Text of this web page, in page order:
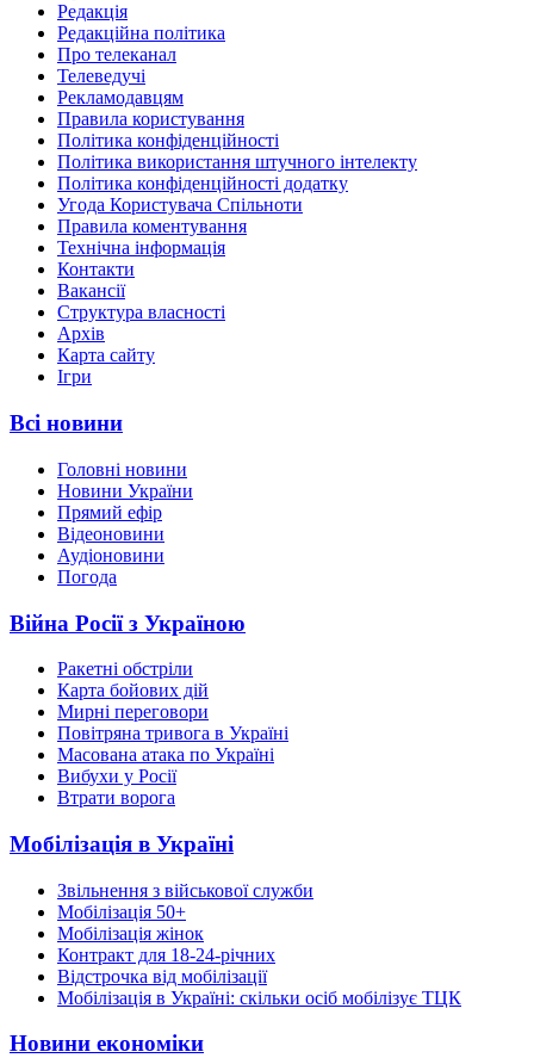
Редакція
Редакційна політика
Про телеканал
Телеведучі
Рекламодавцям
Правила користування
Політика конфіденційності
Політика використання штучного інтелекту
Політика конфіденційності додатку
Угода Користувача Спільноти
Правила коментування
Технічна інформація
Контакти
Вакансії
Структура власності
Архів
Карта сайту
Ігри
Всі новини
Головні новини
Новини України
Прямий ефір
Відеоновини
Аудіоновини
Погода
Війна Росії з Україною
Ракетні обстріли
Карта бойових дій
Мирні переговори
Повітряна тривога в Україні
Масована атака по Україні
Вибухи у Росії
Втрати ворога
Мобілізація в Україні
Звільнення з військової служби
Мобілізація 50+
Мобілізація жінок
Контракт для 18-24-річних
Відстрочка від мобілізації
Мобілізація в Україні: скільки осіб мобілізує ТЦК
Новини економіки